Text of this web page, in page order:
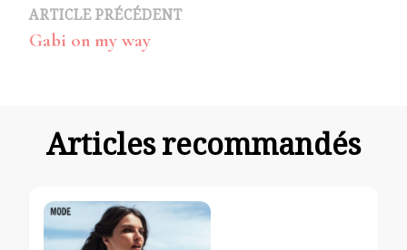
Navigation
d’article
ARTICLE PRÉCÉDENT
Gabi on my way
Articles recommandés